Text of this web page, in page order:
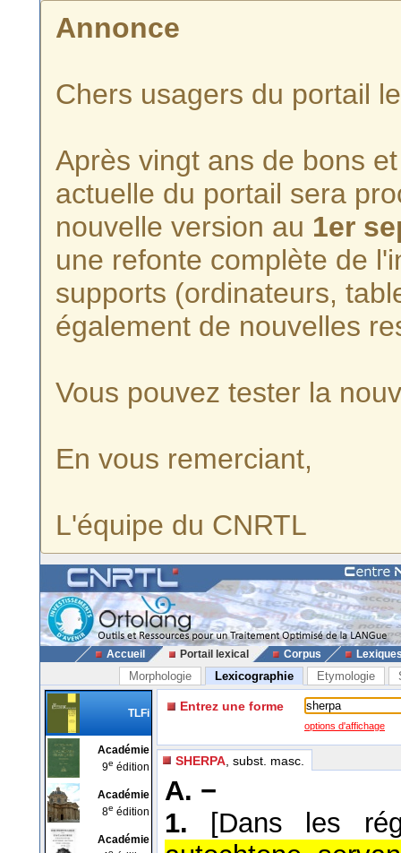
Annonce
Chers usagers du portail
Après vingt ans de bons
actuelle du portail sera
nouvelle version au 1er
une refonte complète de
supports (ordinateurs,
également de nouvelles
Vous pouvez tester la
En vous remerciant,
L'équipe du CNRTL
Accueil Portail lexical Corpus
Morphologie Lexicographie Etymologie
TLFi
Académie
9e édition
Académie
8e édition
Académie
Entrez une forme
options d'affichage
SHERPA , subst. masc.
A. −
1.
[Dans les